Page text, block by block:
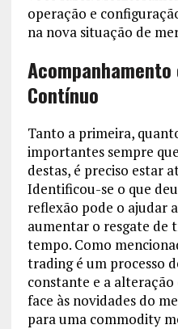
operação e
na nova situação de
Contínuo
Tanto a primeira,
importantes sempre
destas, é preciso estar
Identificou-se o que
reflexão pode o ajudar
aumentar o resgate de
tempo. Como
trading é um processo
constante e a
face às novidades do
para uma commodity